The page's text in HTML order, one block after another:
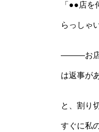
「●●店
らっしゃ
―――お店
は返事が
と、割り
すぐに私